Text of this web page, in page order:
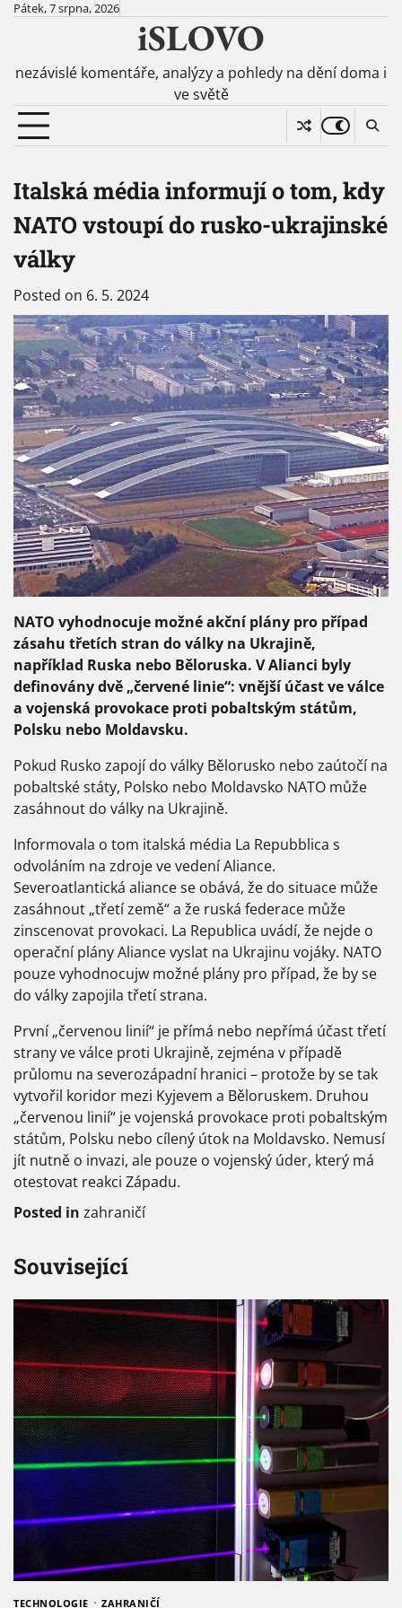
SkipPátek, 7 srpna, 2026
iSLOVO
nezávislé komentáře, analýzy a pohledy na dění doma i
ve světě
Italská média informují o tom, kdy
NATO vstoupí do rusko-ukrajinské
války
Posted on 6. 5. 2024
NATO vyhodnocuje možné akční plány pro případ
zásahu třetích stran do války na Ukrajině,
například Ruska nebo Běloruska. V Alianci byly
definovány dvě „červené linie“: vnější účast ve válce
a vojenská provokace proti pobaltským státům,
Polsku nebo Moldavsku.
Pokud Rusko zapojí do války Bělorusko nebo zaútočí na
pobaltské státy, Polsko nebo Moldavsko NATO může
zasáhnout do války na Ukrajině.
Informovala o tom italská média La Repubblica s
odvoláním na zdroje ve vedení Aliance.
Severoatlantická aliance se obává, že do situace může
zasáhnout „třetí země“ a že ruská federace může
zinscenovat provokaci. La Republica uvádí, že nejde o
operační plány Aliance vyslat na Ukrajinu vojáky. NATO
pouze vyhodnocujw možné plány pro případ, že by se
do války zapojila třetí strana.
První „červenou linií“ je přímá nebo nepřímá účast třetí
strany ve válce proti Ukrajině, zejména v případě
průlomu na severozápadní hranici – protože by se tak
vytvořil koridor mezi Kyjevem a Běloruskem. Druhou
„červenou linií“ je vojenská provokace proti pobaltským
státům, Polsku nebo cílený útok na Moldavsko. Nemusí
jít nutně o invazi, ale pouze o vojenský úder, který má
otestovat reakci Západu.
Posted in zahraničí
Související
TECHNOLOGIE ZAHRANIČÍ